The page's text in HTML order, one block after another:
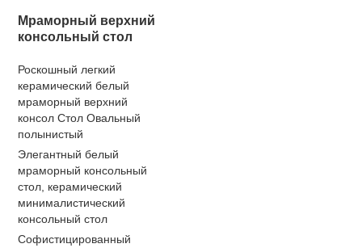
Мраморный верхний
консольный стол
Роскошный легкий
керамический белый
мраморный верхний
консол Стол Овальный
полынистый
Элегантный белый
мраморный консольный
стол, керамический
минималистический
консольный стол
Софистицированный